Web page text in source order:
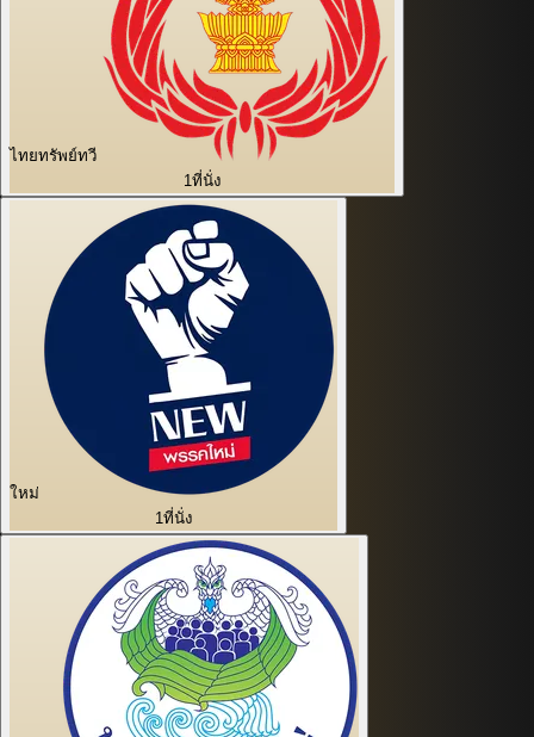
ไทยทรัพย์ทวี
1ที่นั่ง
ใหม่
1ที่นั่ง